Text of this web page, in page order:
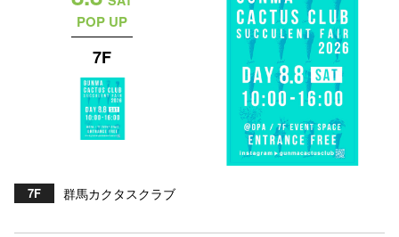
POP UP
7F
7F 群馬カクタスクラブ